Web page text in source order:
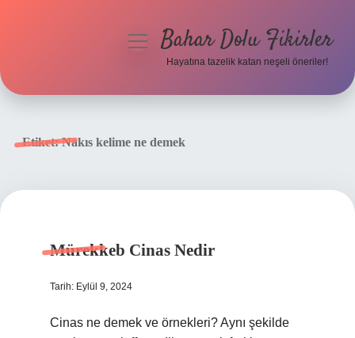
menüyüBahar Dolu Fikirler
Hayatına tazelik katan neşeli öneriler!
Etiket:Nakıs kelime ne demek
Mürekkeb Cinas Nedir
Tarih: Eylül 9, 2024
Cinas ne demek ve örnekleri? Aynı şekilde